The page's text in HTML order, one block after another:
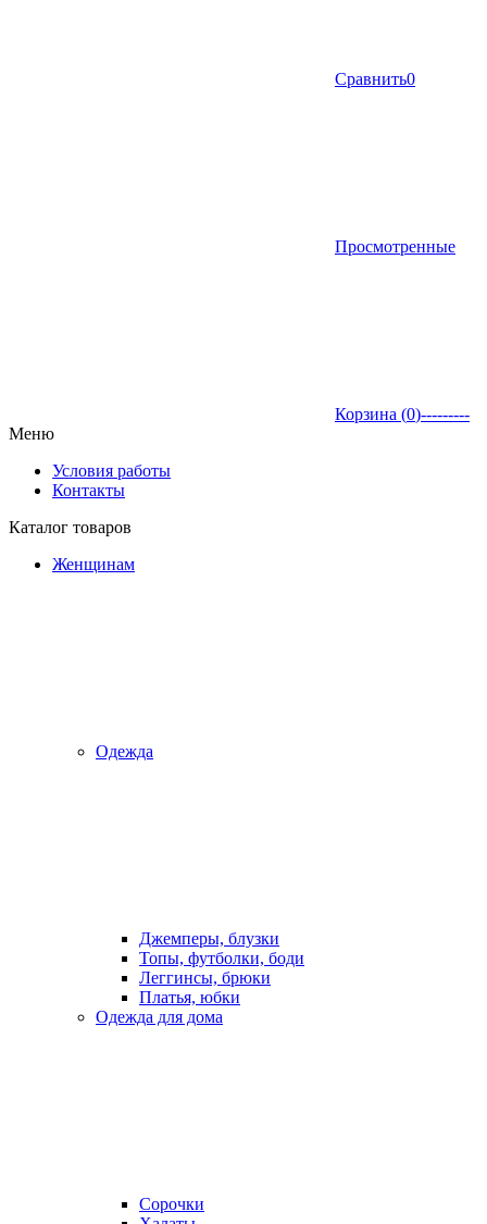
Сравнить0
Просмотренные
Корзина (0)---------
Меню
Условия работы
Контакты
Каталог товаров
Женщинам
Одежда
Джемперы, блузки
Топы, футболки, боди
Леггинсы, брюки
Платья, юбки
Одежда для дома
Сорочки